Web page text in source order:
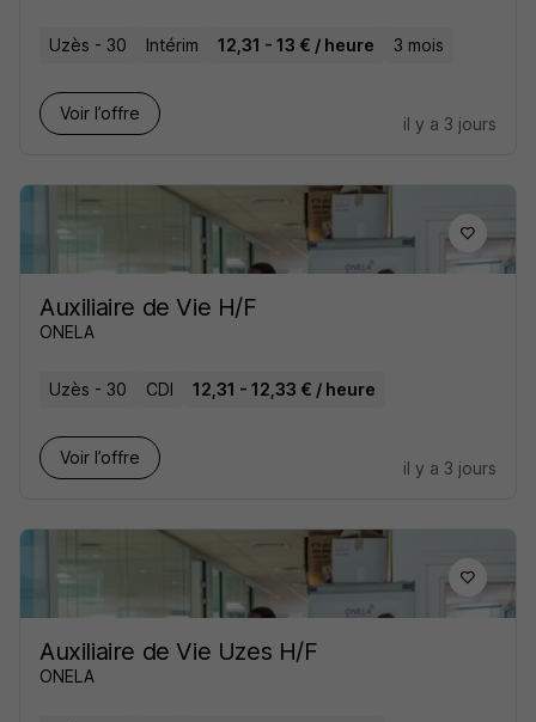
Uzès - 30 Intérim 12,31 - 13 € / heure 3 mois
Voir l’offre
il y a 3 jours
Auxiliaire de Vie H/F
ONELA
Uzès - 30 CDI 12,31 - 12,33 € / heure
Voir l’offre
il y a 3 jours
Auxiliaire de Vie Uzes H/F
ONELA